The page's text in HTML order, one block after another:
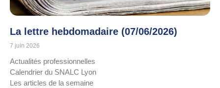
La lettre hebdomadaire (07/06/2026)
7 juin 2026
Actualités professionnelles
Calendrier du SNALC Lyon
Les articles de la semaine